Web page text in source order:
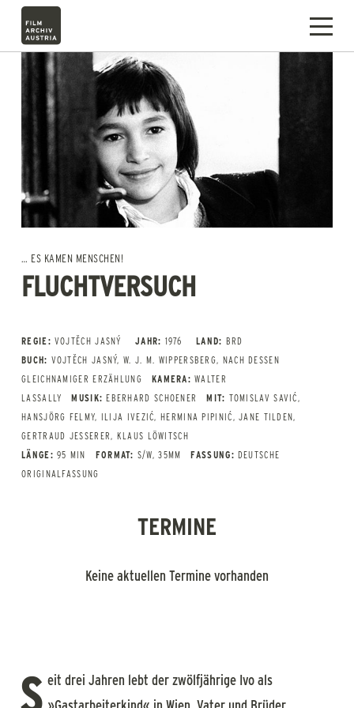
… ES KAMEN MENSCHEN!
FLUCHTVERSUCH
REGIE: VOJTĚCH JASNÝ JAHR: 1976 LAND: BRD
BUCH: VOJTĚCH JASNÝ, W. J. M. WIPPERSBERG, NACH DESSEN
GLEICHNAMIGER ERZÄHLUNG
KAMERA: WALTER
LASSALLY
MUSIK: EBERHARD SCHOENER MIT: TOMISLAV SAVIĆ,
HANSJÖRG FELMY, ILIJA IVEZIĆ, HERMINA PIPINIĆ, JANE TILDEN,
GERTRAUD JESSERER, KLAUS LÖWITSCH
LÄNGE: 95 MIN FORMAT: S/W, 35MM FASSUNG: DEUTSCHE
ORIGINALFASSUNG
TERMINE
Keine aktuellen Termine vorhanden
S eit drei Jahren lebt der zwölfjährige Ivo als